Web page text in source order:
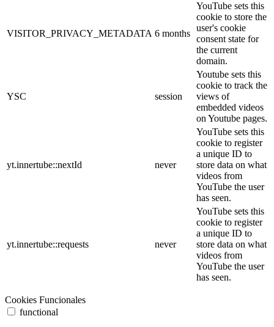
VISITOR_PRIVACY_METADATA 6 months
YouTube sets this
cookie to store the
user's cookie
consent state for
the current
domain.
YSC session
Youtube sets this
cookie to track the
views of
embedded videos
on Youtube pages.
yt.innertube::nextId never
YouTube sets this
cookie to register
a unique ID to
store data on what
videos from
YouTube the user
has seen.
yt.innertube::requests never
YouTube sets this
cookie to register
a unique ID to
store data on what
videos from
YouTube the user
has seen.
Cookies Funcionales
functional